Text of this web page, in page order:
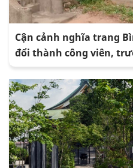
Cận cảnh nghĩa trang
đổi thành công viên,